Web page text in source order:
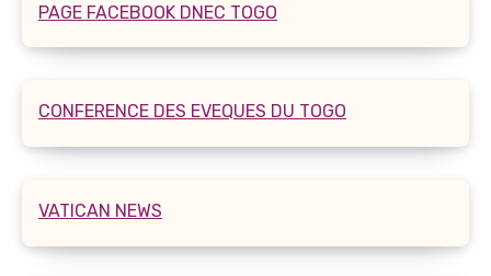
PAGE FACEBOOK DNEC TOGO
CONFERENCE DES EVEQUES DU TOGO
VATICAN NEWS